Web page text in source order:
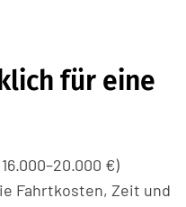
für eine
€)
Fahrtkosten, Zeit und